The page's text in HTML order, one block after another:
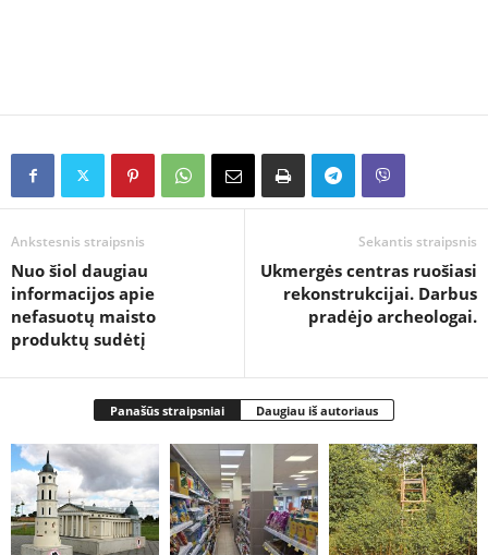
Ankstesnis straipsnis
Nuo šiol daugiau
informacijos apie
nefasuotų maisto
produktų sudėtį
Sekantis straipsnis
Ukmergės centras ruošiasi
rekonstrukcijai. Darbus
pradėjo archeologai.
Panašūs straipsniai Daugiau iš autoriaus